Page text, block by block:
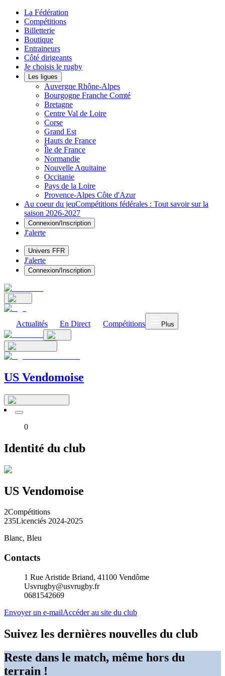
La Fédération
Compétitions
Billetterie
Boutique
Entraineurs
Côté dirigeants
Je choisis le rugby
Les ligues
Auvergne Rhône-Alpes
Bourgogne Franche Comté
Bretagne
Centre Val de Loire
Corse
Grand Est
Hauts de France
Île de France
Normandie
Nouvelle Aquitaine
Occitanie
Pays de la Loire
Provence-Alpes Côte d'Azur
Au coeur du jeuCompétitions fédérales : Tout savoir sur la
saison 2026-2027
Connexion/Inscription
J'alerte
Univers FFR
J'alerte
Connexion/Inscription
Actualités En Direct Compétitions Plus
US Vendomoise
0
Identité du club
US Vendomoise
2Compétitions
235Licenciés 2024-2025
Blanc, Bleu
Contacts
1 Rue Aristide Briand, 41100 Vendôme
Usvrugby@usvrugby.fr
0681542669
Envoyer un e-mailAccéder au site du club
Suivez les dernières nouvelles du club
Reste dans le match, même hors du
terrain !